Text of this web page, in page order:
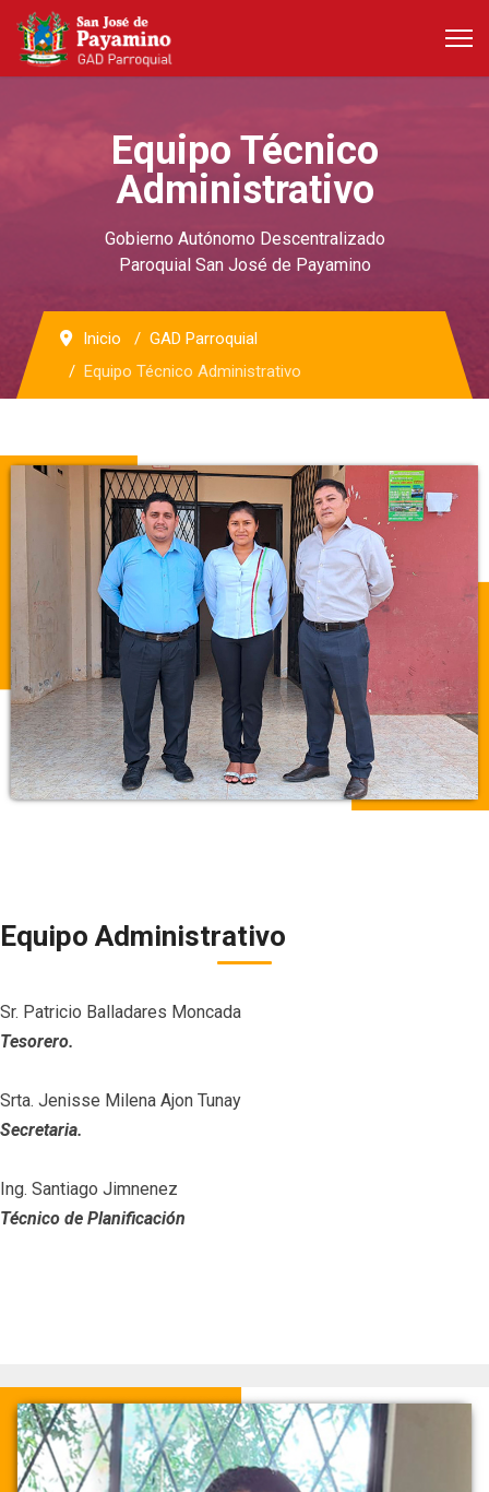
Equipo Técnico
Administrativo
Gobierno Autónomo Descentralizado
Paroquial San José de Payamino
Inicio
GAD Parroquial
Equipo Técnico Administrativo
Equipo Administrativo
Sr. Patricio Balladares Moncada
Tesorero.
Srta. Jenisse Milena Ajon Tunay
Secretaria.
Ing. Santiago Jimnenez
Técnico de Planificación